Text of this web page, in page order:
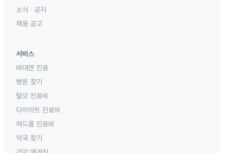
소식 · 공지
채용 공고
서비스
비대면 진료
병원 찾기
탈모 진료비
다이어트 진료비
여드름 진료비
약국 찾기